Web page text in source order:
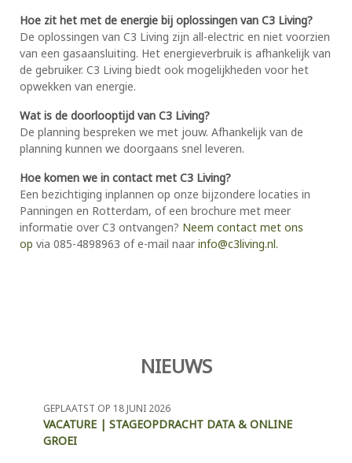
Hoe zit het met de energie bij oplossingen van C3 Living?
De oplossingen van C3 Living zijn all-electric en niet voorzien
van een gasaansluiting. Het energieverbruik is afhankelijk van
de gebruiker. C3 Living biedt ook mogelijkheden voor het
opwekken van energie.
Wat is de doorlooptijd van C3 Living?
De planning bespreken we met jouw. Afhankelijk van de
planning kunnen we doorgaans snel leveren.
Hoe komen we in contact met C3 Living?
Een bezichtiging inplannen op onze bijzondere locaties in
Panningen en Rotterdam, of een brochure met meer
informatie over C3 ontvangen? Neem contact met ons
op via 085-4898963 of e-mail naar info@c3living.nl.
NIEUWS
GEPLAATST OP 18 JUNI 2026
VACATURE | STAGEOPDRACHT DATA & ONLINE
GROEI